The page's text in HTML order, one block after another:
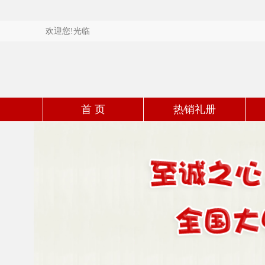
欢迎您!光临
首 页 热销礼册